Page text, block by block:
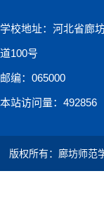
学校地址：河北省廊
道100号
邮编：065000
本站访问量：492856
版权所有：廊坊师范